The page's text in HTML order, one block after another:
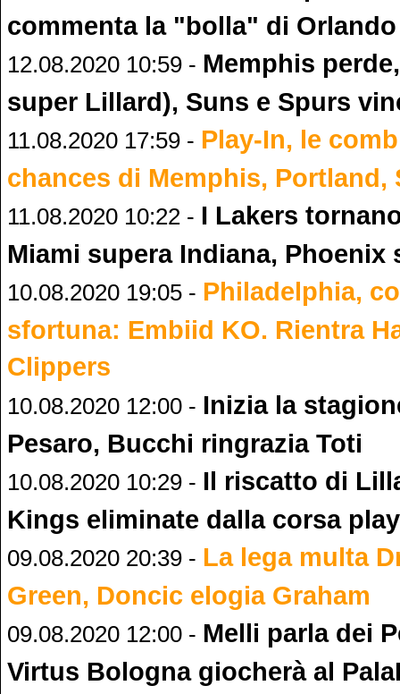
commenta la "bolla" di Orlando
12.08.2020 10:59 - Memphis
super Lillard), Suns e Spurs
11.08.2020 17:59 - Play-In, le
chances di Memphis, Portland,
11.08.2020 10:22 - I Lakers
Miami supera Indiana, Phoenix
10.08.2020 19:05 - Philadelphia,
sfortuna: Embiid KO. Rientra
Clippers
10.08.2020 12:00 - Inizia la
Pesaro, Bucchi ringrazia Toti
10.08.2020 10:29 - Il riscatto di
Kings eliminate dalla corsa
09.08.2020 20:39 - La lega multa
Green, Doncic elogia Graham
09.08.2020 12:00 - Melli parla dei
Virtus Bologna giocherà al